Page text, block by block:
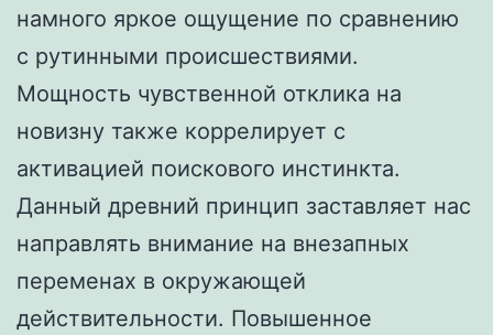
намного яркое ощущение по сравнению
с рутинными происшествиями.
Мощность чувственной отклика на
новизну также коррелирует с
активацией поискового инстинкта.
Данный древний принцип заставляет нас
направлять внимание на внезапных
переменах в окружающей
действительности. Повышенное